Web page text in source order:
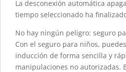
La desconexión automática
tiempo seleccionado ha
No hay ningún peligro: seguro
Con el seguro para niños,
inducción de forma sencilla y
manipulaciones no autorizadas.